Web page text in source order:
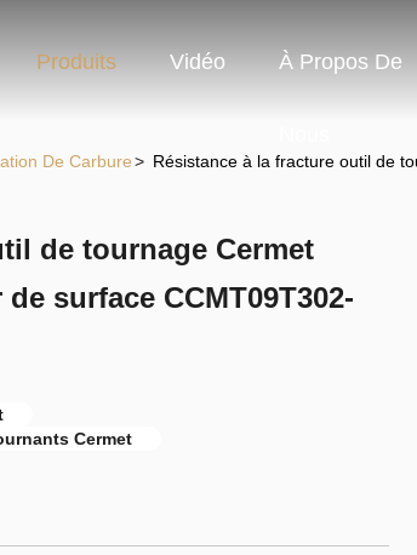
Produits Vidéo À Propos De
De Carbure> Résistance à la fracture outil de
de tournage Cermet
surface CCMT09T302-
Cermet